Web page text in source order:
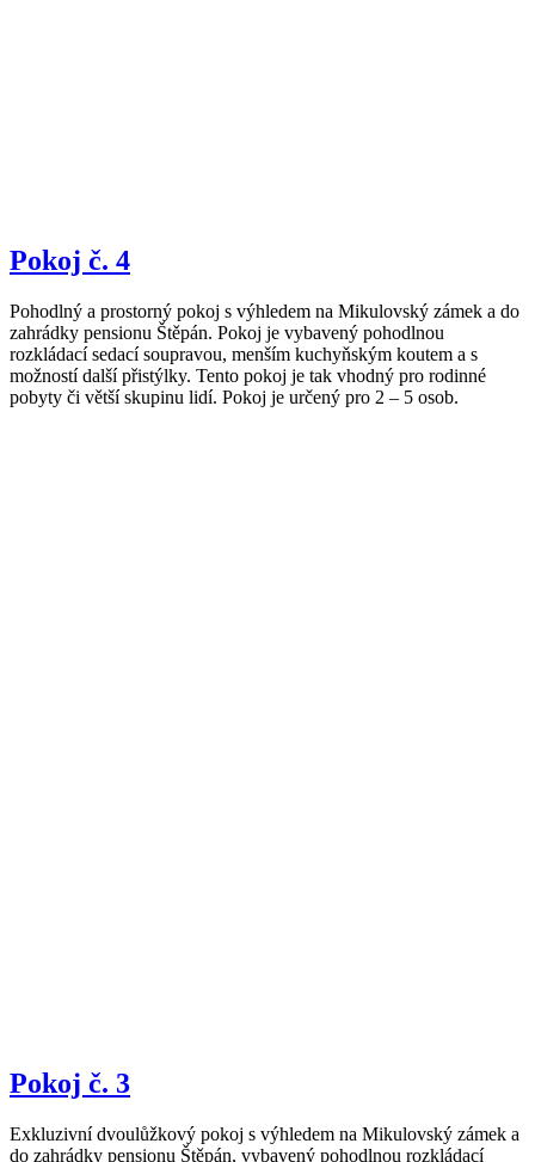
Pokoj č. 4
Pohodlný a prostorný pokoj s výhledem na Mikulovský zámek a do
zahrádky pensionu Štěpán. Pokoj je vybavený pohodlnou
rozkládací sedací soupravou, menším kuchyňským koutem a s
možností další přistýlky. Tento pokoj je tak vhodný pro rodinné
pobyty či větší skupinu lidí. Pokoj je určený pro 2 – 5 osob.
Pokoj č. 3
Exkluzivní dvoulůžkový pokoj s výhledem na Mikulovský zámek a
do zahrádky pensionu Štěpán, vybavený pohodlnou rozkládací